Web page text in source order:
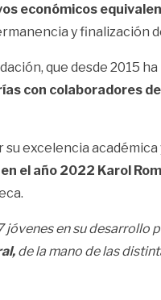
económicos
y finalización
que desde 2015
con colaboradores
excelencia académica
el año 2022 Karol
jóvenes en su desarrollo
de la mano de las